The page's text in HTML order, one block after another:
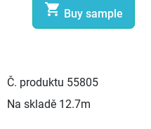
 Buy sample
Č. produktu 55805
Na skladě 12.7m